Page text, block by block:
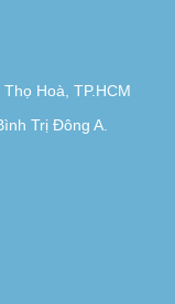
Hoà, TP.HCM
Trị Đông A.